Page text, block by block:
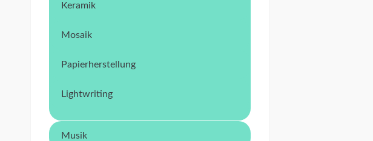
Keramik
Mosaik
Papierherstellung
Lightwriting
Musik